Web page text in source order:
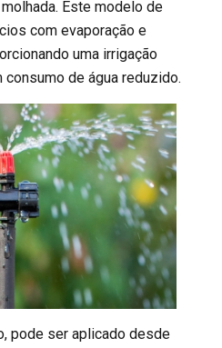
Este modelo de
com evaporação e
uma irrigação
de água reduzido.
pode ser aplicado desde